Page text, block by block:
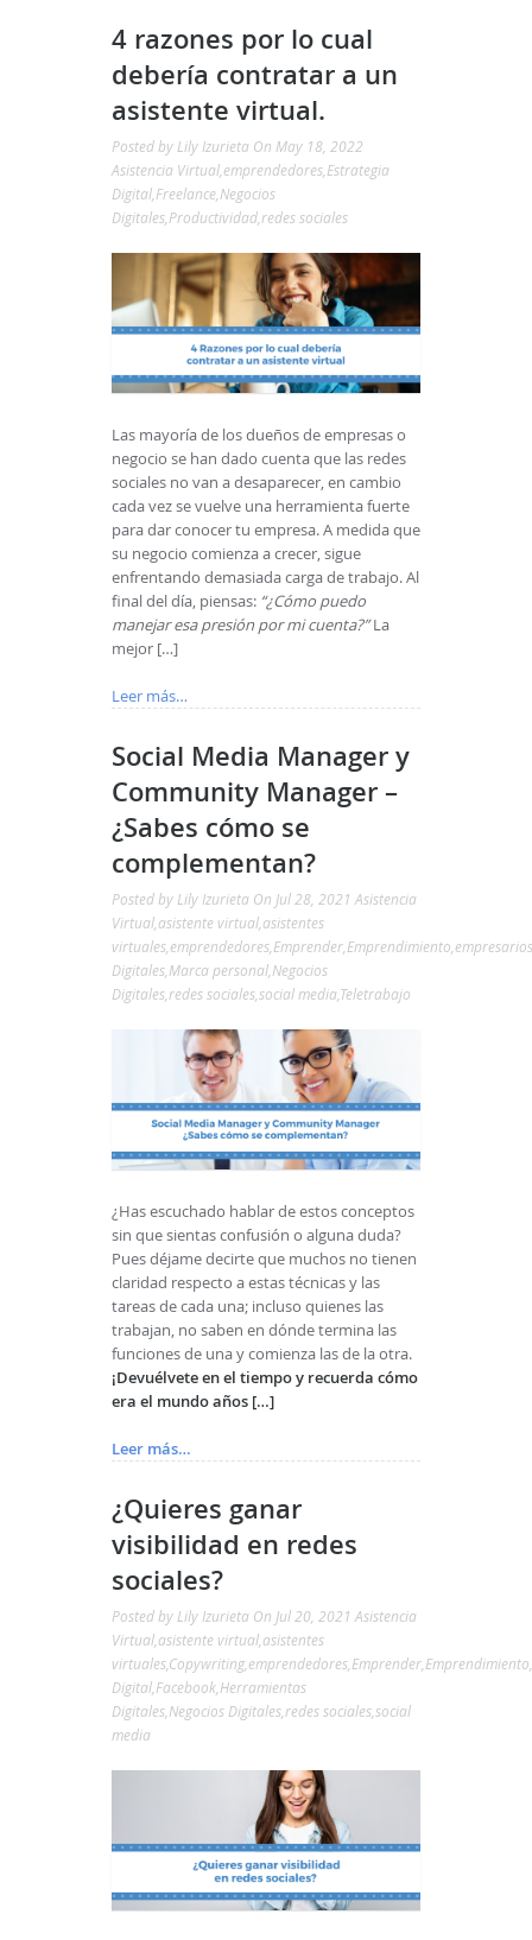
4 razones por lo cual
debería contratar a un
asistente virtual.
Posted by Lily Izurieta On May 18, 2022
Asistencia Virtual emprendedores Estrategia
Digital Freelance Negocios
Digitales Productividad redes sociales
Las mayoría de los dueños de empresas o
negocio se han dado cuenta que las redes
sociales no van a desaparecer, en cambio
cada vez se vuelve una herramienta fuerte
para dar conocer tu empresa. A medida que
su negocio comienza a crecer, sigue
enfrentando demasiada carga de trabajo. Al
final del día, piensas: “¿Cómo puedo
manejar esa presión por mi cuenta?”La
mejor […]
Leer más…
Social Media Manager y
Community Manager –
¿Sabes cómo se
complementan?
Posted by Lily Izurieta On Jul 28, 2021 Asistencia
Virtual asistente virtual asistentes
virtuales emprendedores Emprender Emprendimiento empresarios
Digitales Marca personal Negocios
Digitales redes sociales social mediaTeletrabajo
¿Has escuchado hablar de estos conceptos
sin que sientas confusión o alguna duda?
Pues déjame decirte que muchos no tienen
claridad respecto a estas técnicas y las
tareas de cada una; incluso quienes las
trabajan, no saben en dónde termina las
funciones de una y comienza las de la otra.
¡Devuélvete en el tiempo y recuerda cómo
era el mundo años […]
Leer más…
¿Quieres ganar
visibilidad en redes
sociales?
Posted by Lily Izurieta On Jul 20, 2021 Asistencia
Virtual asistente virtual asistentes
virtualesCopywriting emprendedores Emprender Emprendimiento
Digital Facebook Herramientas
Digitales Negocios Digitales redes sociales social
media